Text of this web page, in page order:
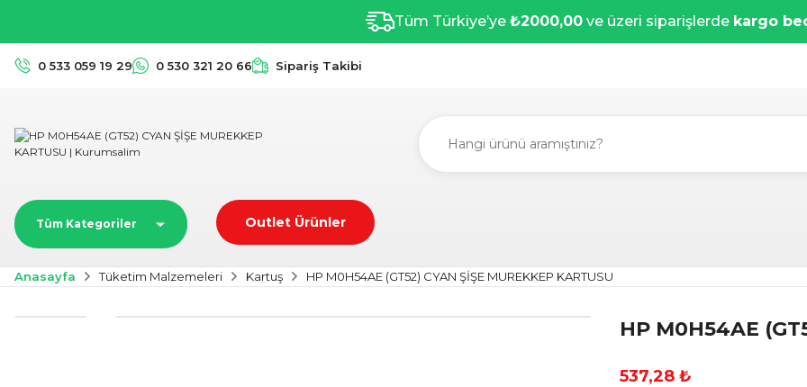
Tüm Türkiye’ye ₺2000,00 ve üzeri siparişlerde kargo
0 533 059 19 29 0 530 321 20 66 Sipariş Takibi
Tüm Kategoriler Outlet Ürünler
Anasayfa Tüketim Malzemeleri Kartuş HP M0H54AE (GT52) CYAN ŞİŞE MUREKKEP KARTUSU
HP M0H54AE
537,28 ₺